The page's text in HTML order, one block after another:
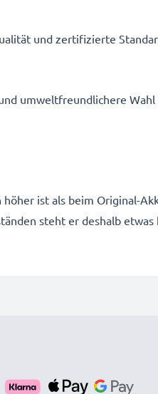
und zertifizierte
umweltfreundlichere
ist als beim Original-
steht er deshalb